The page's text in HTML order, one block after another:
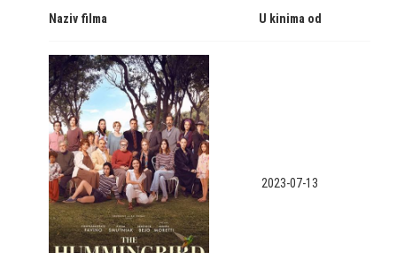
Naziv filma U kinima od
2023-07-13